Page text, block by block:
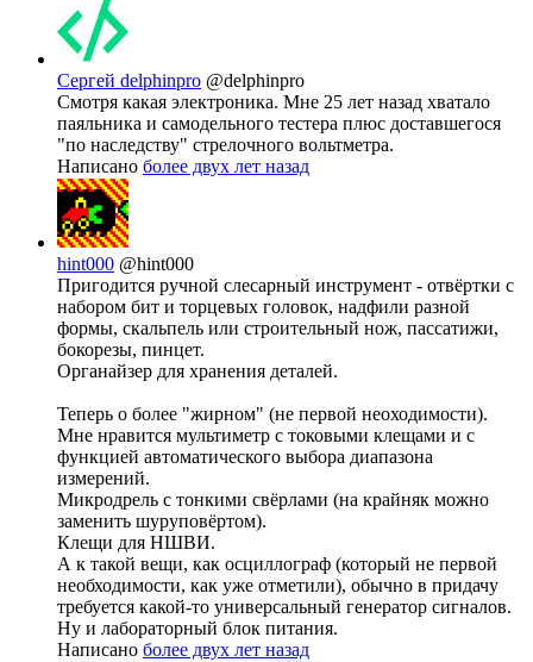
Сергей delphinpro @delphinpro
Смотря какая электроника. Мне 25 лет назад хватало
паяльника и самодельного тестера плюс доставшегося
"по наследству" стрелочного вольтметра.
Написано более двух лет назад
hint000 @hint000
Пригодится ручной слесарный инструмент - отвёртки с
набором бит и торцевых головок, надфили разной
формы, скальпель или строительный нож, пассатижи,
бокорезы, пинцет.
Органайзер для хранения деталей.
Теперь о более "жирном" (не первой неоходимости).
Мне нравится мультиметр с токовыми клещами и с
функцией автоматического выбора диапазона
измерений.
Микродрель с тонкими свёрлами (на крайняк можно
заменить шуруповёртом).
Клещи для НШВИ.
А к такой вещи, как осциллограф (который не первой
необходимости, как уже отметили), обычно в придачу
требуется какой-то универсальный генератор сигналов.
Ну и лабораторный блок питания.
Написано более двух лет назад